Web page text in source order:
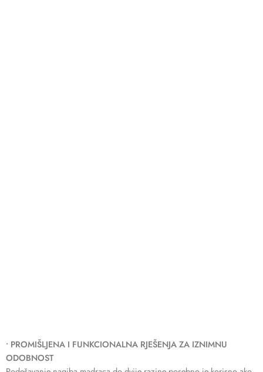
• PROMIŠLJENA I FUNKCIONALNA RJEŠENJA ZA IZNIMNU
ODOBNOST